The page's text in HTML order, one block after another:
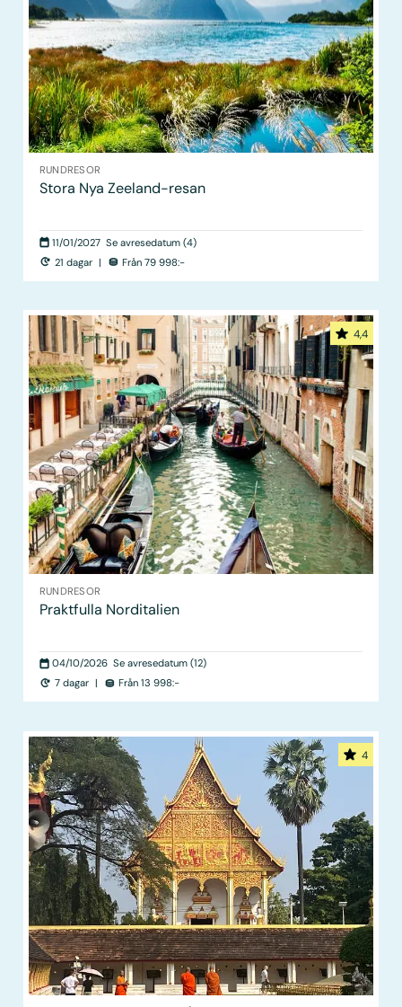
RUNDRESOR
Stora Nya Zeeland-resan
11/01/2027 Se avresedatum (4)
21 dagar | Från 79 998:-
4,4
RUNDRESOR
Praktfulla Norditalien
04/10/2026 Se avresedatum (12)
7 dagar | Från 13 998:-
4